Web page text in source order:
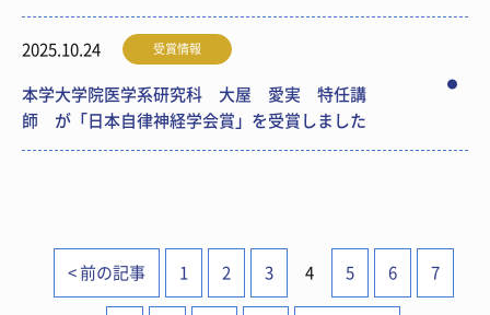
2025.10.24 受賞情報
本学大学院医学系研究科 大屋 愛実 特任講
師 が「日本自律神経学会賞」を受賞しました
< 前の記事 1 2 3 4 5 6 7